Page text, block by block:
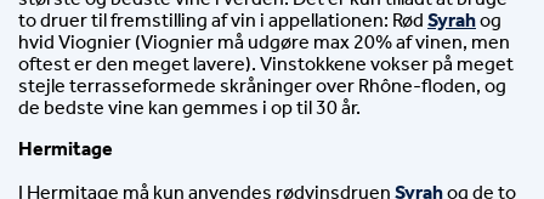
to druer til fremstilling af vin i appellationen: Rød Syrah og
hvid Viognier (Viognier må udgøre max 20% af vinen, men
oftest er den meget lavere). Vinstokkene vokser på meget
stejle terrasseformede skråninger over Rhône-floden, og
de bedste vine kan gemmes i op til 30 år.
Hermitage
I Hermitage må kun anvendes rødvinsdruen Syrah og de to